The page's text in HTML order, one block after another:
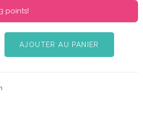
points!
AJOUTER AU PANIER